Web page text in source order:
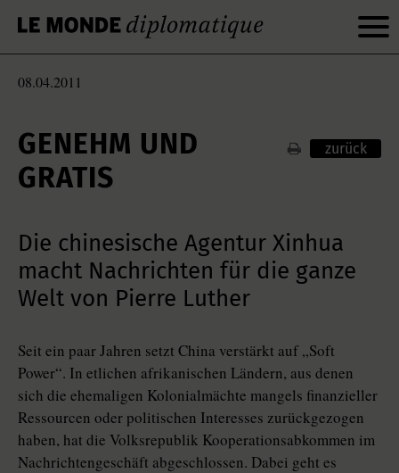
08.04.2011
GENEHM UND
GRATIS
zurück
Die chinesische Agentur Xinhua
macht Nachrichten für die ganze
Welt von Pierre Luther
Seit ein paar Jahren setzt China verstärkt auf „Soft
Power“. In etlichen afrikanischen Ländern, aus denen
sich die ehemaligen Kolonialmächte mangels finanzieller
Ressourcen oder politischen Interesses zurückgezogen
haben, hat die Volksrepublik Kooperationsabkommen im
Nachrichtengeschäft abgeschlossen. Dabei geht es